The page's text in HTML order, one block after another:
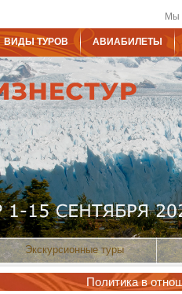
Мы
ВИДЫ ТУРОВ АВИАБИЛЕТЫ
Экскурсионные туры
Политика в